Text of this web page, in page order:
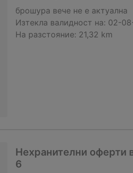
брошура вече не е актуална
Изтекла валидност на: 02-
На разстояние: 21,32 km
Нехранителни оферти
6